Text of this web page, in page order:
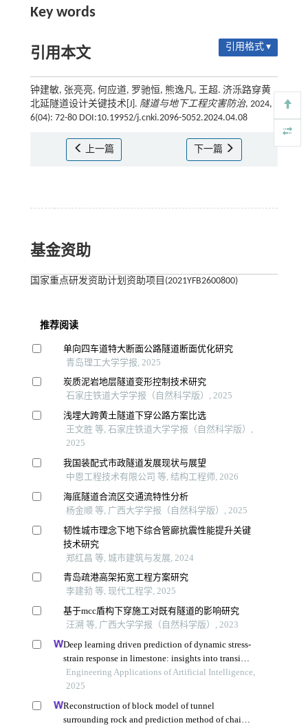
Key words
引用本文 引用格式 ▾
钟建敏, 张亮亮, 何应道, 罗驰恒, 熊逸凡, 王超. 济泺路穿黄
北延隧道设计关键技术[J]. 隧道与地下工程灾害防治, 2024,
6(04): 72-80 DOI:10.19952/j.cnki.2096-5052.2024.04.08
上一篇 下一篇
基金资助
国家重点研发资助计划资助项目(2021YFB2600800)